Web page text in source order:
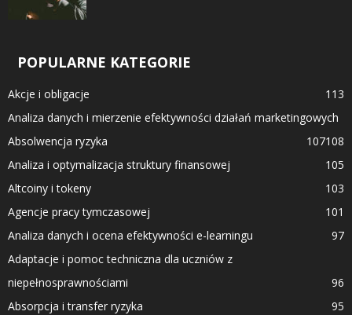
POPULARNE KATEGORIE
Akcje i obligacje
113
Analiza danych i mierzenie efektywności działań marketingowych
108
Absolwencja ryzyka
107
Analiza i optymalizacja struktury finansowej
105
Altcoiny i tokeny
103
Agencje pracy tymczasowej
101
Analiza danych i ocena efektywności e-learningu
97
Adaptacje i pomoc techniczna dla uczniów z
niepełnosprawnościami
96
Absorpcja i transfer ryzyka
95